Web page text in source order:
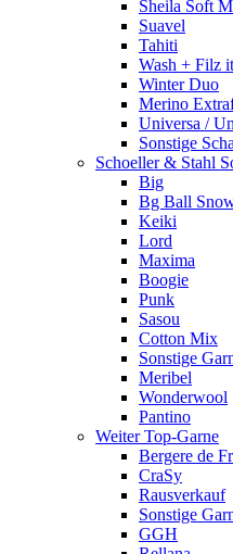
Sheila Soft
Suavel
Tahiti
Wash + Filz it
Winter Duo
Merino
Universa /
Sonstige
Schoeller & Stahl
Big
Bg Ball
Keiki
Lord
Maxima
Boogie
Punk
Sasou
Cotton Mix
Sonstige
Meribel
Wonderwool
Pantino
Weiter Top-Garne
Bergere de
CraSy
Rausverkauf
Sonstige
GGH